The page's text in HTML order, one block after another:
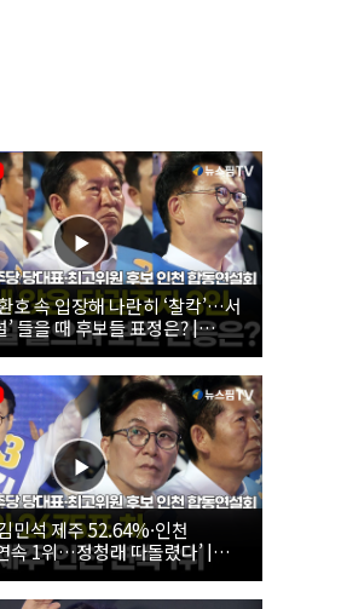
호 속 입장해 나란히 ‘찰칵’…서
’ 들을 때 후보들 표정은? |
어민주당 당대표·최고위원 후
설회
민석 제주 52.64%·인천
속 1위…정청래 따돌렸다’ |
어민주당 당대표·최고위원 후
설회